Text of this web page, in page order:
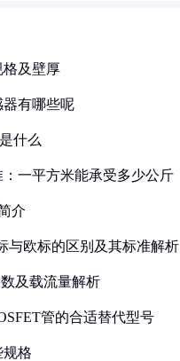
格及壁厚
有哪些呢
什么
一平方米能承受多少公斤
介
与欧标的区别及其标准解析
及载流量解析
管的合适替代型号
规格